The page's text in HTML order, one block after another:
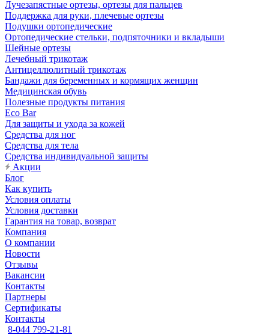
Лучезапястные ортезы, ортезы для пальцев
Поддержка для руки, плечевые ортезы
Подушки ортопедические
Ортопедические стельки, подпяточники и вкладыши
Шейные ортезы
Лечебный трикотаж
Антицеллюлитный трикотаж
Бандажи для беременных и кормящих женщин
Медицинская обувь
Полезные продукты питания
Eco Bar
Для защиты и ухода за кожей
Средства для ног
Средства для тела
Средства индивидуальной защиты
Акции
Блог
Как купить
Условия оплаты
Условия доставки
Гарантия на товар, возврат
Компания
О компании
Новости
Отзывы
Вакансии
Контакты
Партнеры
Сертификаты
Контакты
8-044 799-21-81